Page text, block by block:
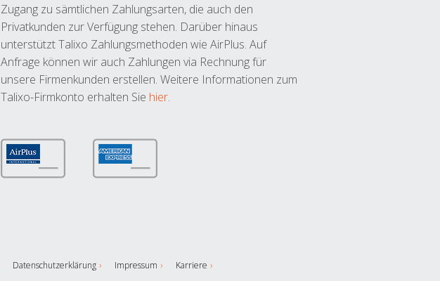
Zugang zu sämtlichen Zahlungsarten, die auch den
Privatkunden zur Verfügung stehen. Darüber hinaus
unterstützt Talixo Zahlungsmethoden wie AirPlus. Auf
Anfrage können wir auch Zahlungen via Rechnung für
unsere Firmenkunden erstellen. Weitere Informationen zum
Talixo-Firmkonto erhalten Sie hier.
Datenschutzerklärung Impressum Karriere